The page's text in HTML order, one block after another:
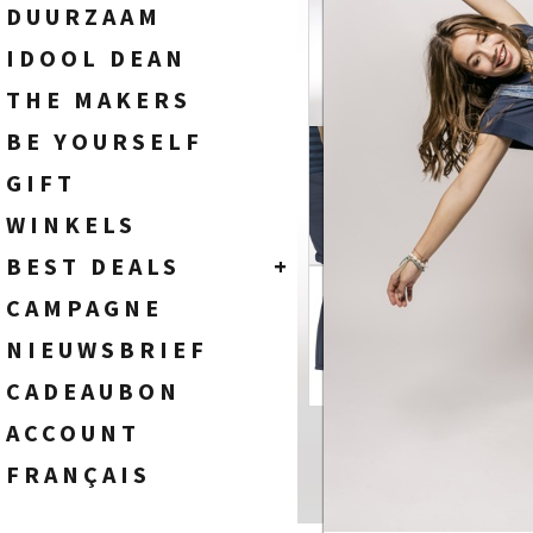
WIDE FIT - HIGH WAIST
FLARE FIT - HIGH WAIST
STRAIGHT FIT - HIGH WAIST
SLIM FIT - HIGH WAIST
SKINNY FIT - HIGH WAIST
SOKKEN
HEREN
DAMES
DUURZAAM
IDOOL DEAN
THE MAKERS
BE YOURSELF
GIFT
WINKELS
BEST DEALS
+
HEREN
DAMES
CAMPAGNE
NIEUWSBRIEF
CADEAUBON
ACCOUNT
FRANÇAIS